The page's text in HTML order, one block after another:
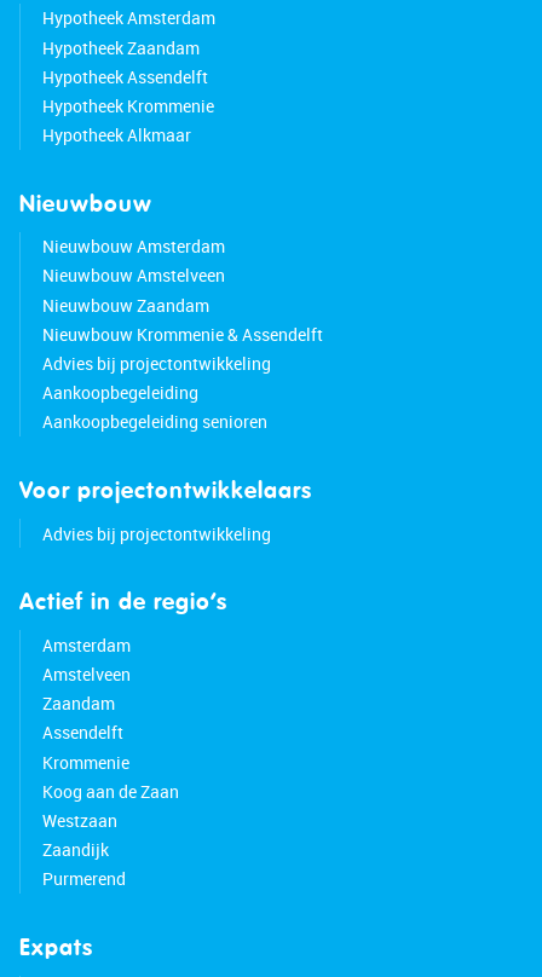
Good to know:
• Well-maintained house with a low-maintenance
backyard
• Pleasant natural light
• Plenty of storage space
• Easy access to major highways
• Energy label: A
• Full ownership
Hypotheek Amsterdam
Hypotheek Zaandam
Hypotheek Assendelft
Hypotheek Krommenie
Hypotheek Alkmaar
Nieuwbouw
Nieuwbouw Amsterdam
Nieuwbouw Amstelveen
Nieuwbouw Zaandam
Nieuwbouw Krommenie & Assendelft
Advies bij projectontwikkeling
Aankoopbegeleiding
Aankoopbegeleiding senioren
Voor projectontwikkelaars
Advies bij projectontwikkeling
Actief in de regio’s
Amsterdam
Amstelveen
Zaandam
Assendelft
Krommenie
Koog aan de Zaan
Westzaan
Zaandijk
Purmerend
Expats